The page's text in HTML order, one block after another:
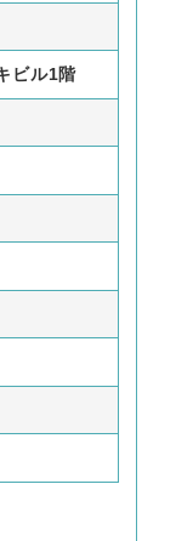
ビル1階